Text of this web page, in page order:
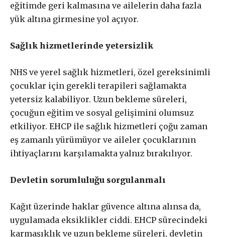
eğitimde geri kalmasına ve ailelerin daha fazla
yük altına girmesine yol açıyor.
Sağlık hizmetlerinde yetersizlik
NHS ve yerel sağlık hizmetleri, özel gereksinimli
çocuklar için gerekli terapileri sağlamakta
yetersiz kalabiliyor. Uzun bekleme süreleri,
çocuğun eğitim ve sosyal gelişimini olumsuz
etkiliyor. EHCP ile sağlık hizmetleri çoğu zaman
eş zamanlı yürümüyor ve aileler çocuklarının
ihtiyaçlarını karşılamakta yalnız bırakılıyor.
Devletin sorumluluğu sorgulanmalı
Kağıt üzerinde haklar güvence altına alınsa da,
uygulamada eksiklikler ciddi. EHCP sürecindeki
karmaşıklık ve uzun bekleme süreleri, devletin